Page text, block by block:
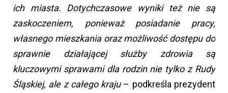
ich miasta. Dotychczasowe wyniki też nie są
zaskoczeniem, ponieważ posiadanie pracy,
własnego mieszkania oraz możliwość dostępu do
sprawnie działającej służby zdrowia są
kluczowymi sprawami dla rodzin nie tylko z Rudy
Śląskiej, ale z całego kraju– podkreśla prezydent